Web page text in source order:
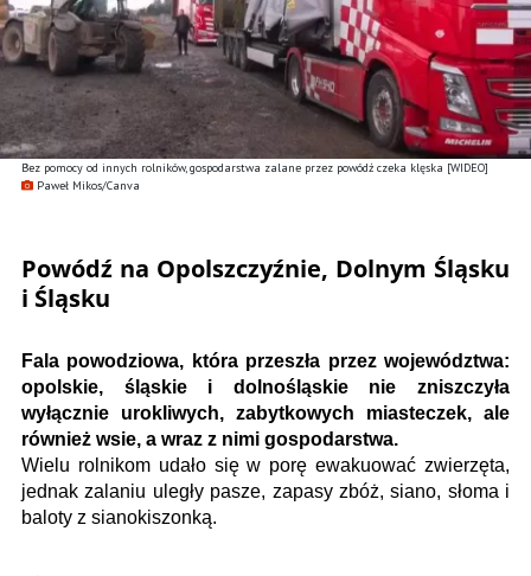
Bez pomocy od innych rolników, gospodarstwa zalane przez powódź czeka klęska [WIDEO]
Paweł Mikos/Canva
Powódź na Opolszczyźnie, Dolnym Śląsku
i Śląsku
Fala powodziowa, która przeszła przez województwa:
opolskie, śląskie i dolnośląskie nie zniszczyła
wyłącznie urokliwych, zabytkowych miasteczek, ale
również wsie, a wraz z nimi gospodarstwa.
Wielu rolnikom udało się w porę ewakuować zwierzęta,
jednak zalaniu uległy pasze, zapasy zbóż, siano, słoma i
baloty z sianokiszonką.